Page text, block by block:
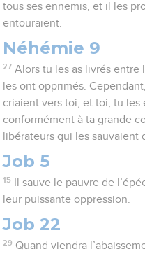
tous ses ennemis, et il les
entouraient.
Néhémie 9
27 Alors tu les as livrés entre
les ont opprimés.
criaient vers toi, et toi, tu les
conformément à ta grande
libérateurs qui les sauvaient
Job 5
15
Il sauve le pauvre de
leur puissante oppression.
Job 22
29 Quand viendra